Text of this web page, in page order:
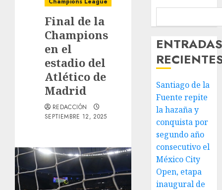
Final de la
Champions
en el
estadio del
Atlético de
Madrid
REDACCIÓN
SEPTIEMBRE 12, 2025
Santiago de la
Fuente repite
la hazaña y
conquista por
segundo año
consecutivo el
México City
Open, etapa
inaugural de